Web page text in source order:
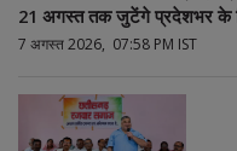
21 अगस्त तक जुटेंगे प्रदेशभर के
7 अगस्त 2026, 07:58 PM IST